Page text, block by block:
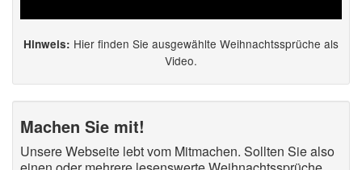
Hinweis: Hier finden Sie ausgewählte Weihnachtssprüche als
Video.
Machen Sie mit!
Unsere Webseite lebt vom Mitmachen. Sollten Sie also